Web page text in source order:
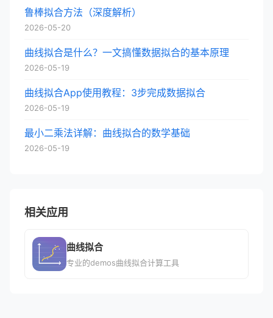
鲁棒拟合方法（深度解析）
2026-05-20
曲线拟合是什么？一文搞懂数据拟合的基本原理
2026-05-19
曲线拟合App使用教程：3步完成数据拟合
2026-05-19
最小二乘法详解：曲线拟合的数学基础
2026-05-19
相关应用
曲线拟合
专业的demos曲线拟合计算工具